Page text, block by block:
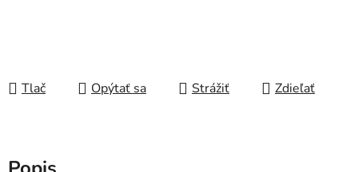
Tlač Opýtať sa Strážiť Zdieľať